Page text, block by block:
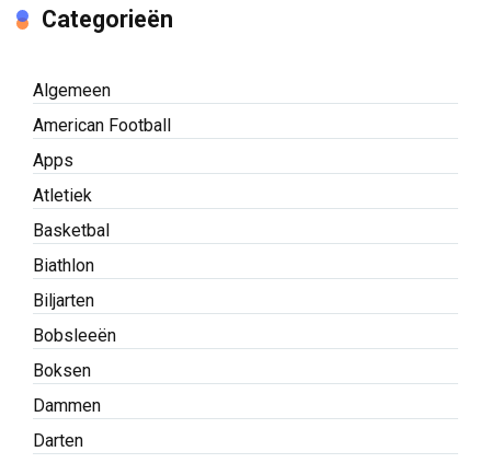
Categorieën
Algemeen
American Football
Apps
Atletiek
Basketbal
Biathlon
Biljarten
Bobsleeën
Boksen
Dammen
Darten